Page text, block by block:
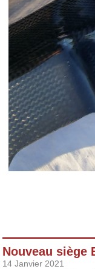
Nouveau siège
14 Janvier 2021